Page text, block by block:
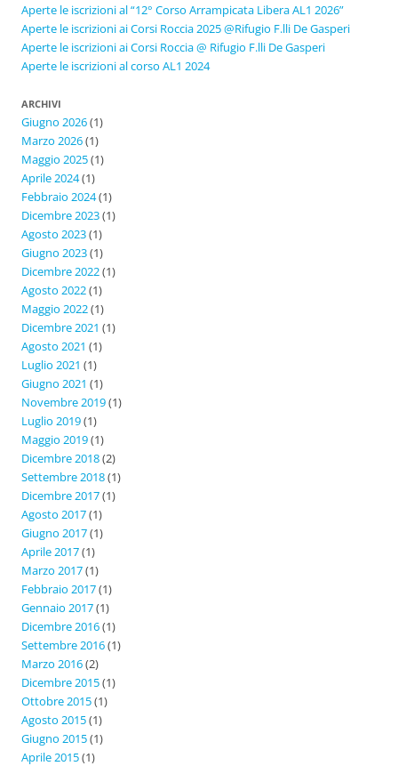
Aperte le iscrizioni al “12° Corso Arrampicata Libera AL1 2026”
Aperte le iscrizioni ai Corsi Roccia 2025 @Rifugio F.lli De Gasperi
Aperte le iscrizioni ai Corsi Roccia @ Rifugio F.lli De Gasperi
Aperte le iscrizioni al corso AL1 2024
ARCHIVI
Giugno 2026(1)
Marzo 2026(1)
Maggio 2025(1)
Aprile 2024(1)
Febbraio 2024(1)
Dicembre 2023(1)
Agosto 2023(1)
Giugno 2023(1)
Dicembre 2022(1)
Agosto 2022(1)
Maggio 2022(1)
Dicembre 2021 (1)
Agosto 2021 (1)
Luglio 2021 (1)
Giugno 2021 (1)
Novembre 2019(1)
Luglio 2019(1)
Maggio 2019(1)
Dicembre 2018(2)
Settembre 2018(1)
Dicembre 2017(1)
Agosto 2017(1)
Giugno 2017(1)
Aprile 2017(1)
Marzo 2017(1)
Febbraio 2017(1)
Gennaio 2017(1)
Dicembre 2016(1)
Settembre 2016(1)
Marzo 2016(2)
Dicembre 2015(1)
Ottobre 2015(1)
Agosto 2015(1)
Giugno 2015(1)
Aprile 2015(1)